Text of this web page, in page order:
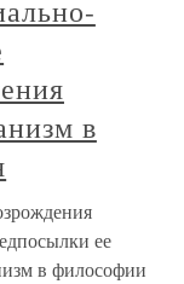
в
ее
в философии